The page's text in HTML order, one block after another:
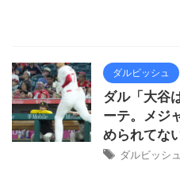
ダルビッシュ
ダル「大谷
ーテ。メジ
められてな
ダルビッシュ